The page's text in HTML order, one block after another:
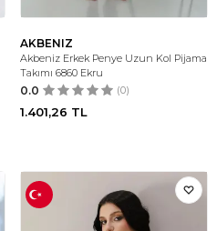
AKBENIZ
Akbeniz Erkek Penye Uzun Kol Pijama
Takımı 6860 Ekru
0.0 (0)
1.401,26 TL